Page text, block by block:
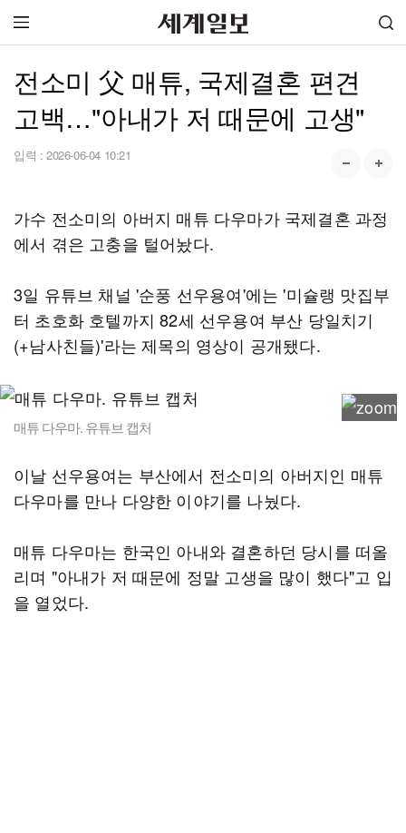
전소미 父 매튜, 국제결혼 편견
고백…"아내가 저 때문에 고생"
입력 : 2026-06-04 10:21
가수 전소미의 아버지 매튜 다우마가 국제결혼 과정
에서 겪은 고충을 털어놨다.
3일 유튜브 채널 '순풍 선우용여'에는 '미슐랭 맛집부
터 초호화 호텔까지 82세 선우용여 부산 당일치기
(+남사친들)'라는 제목의 영상이 공개됐다.
매튜 다우마. 유튜브 캡처
이날 선우용여는 부산에서 전소미의 아버지인 매튜
다우마를 만나 다양한 이야기를 나눴다.
매튜 다우마는 한국인 아내와 결혼하던 당시를 떠올
리며 "아내가 저 때문에 정말 고생을 많이 했다"고 입
을 열었다.